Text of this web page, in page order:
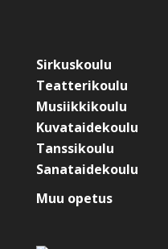
Sirkuskoulu
Teatterikoulu
Musiikkikoulu
Kuvataidekoulu
Tanssikoulu
Sanataidekoulu
Muu opetus